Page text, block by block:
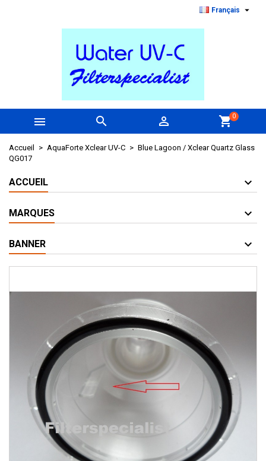
Français 
   shopping_cart0
Accueil AquaForte Xclear UV-C
Blue Lagoon / Xclear Quartz Glass
QG017
ACCUEIL
MARQUES
BANNER